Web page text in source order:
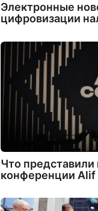
Электронные
цифровизации
Что представили
конференции